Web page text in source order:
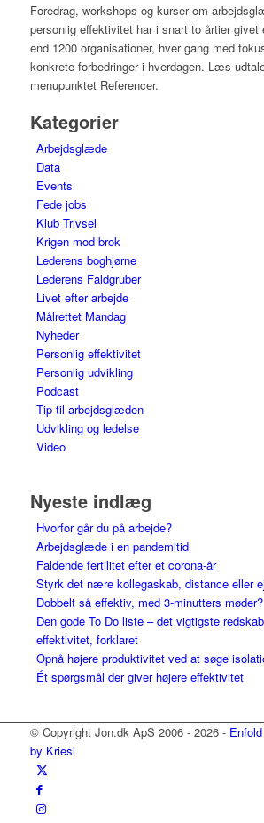
Foredrag, workshops og kurser om
personlig effektivitet har i snart to årtier givet
end 1200 organisationer, hver gang med
konkrete forbedringer i hverdagen. Læs
menupunktet Referencer.
Kategorier
Arbejdsglæde
Data
Events
Fede jobs
Klub Trivsel
Krigen mod brok
Lederens boghjørne
Lederens Faldgruber
Livet efter arbejde
Målrettet Mandag
Nyheder
Personlig effektivitet
Personlig udvikling
Podcast
Tip til arbejdsglæden
Udvikling og ledelse
Video
Nyeste indlæg
Hvorfor går du på arbejde?
Arbejdsglæde i en pandemitid
Faldende fertilitet efter et corona-år
Styrk det nære kollegaskab, distance eller
Dobbelt så effektiv, med 3-minutters møder?
Den gode To Do liste – det vigtigste
effektivitet, forklaret
Opnå højere produktivitet ved at søge
Ét spørgsmål der giver højere effektivitet
© Copyright Jon.dk ApS 2006 - 2026 -
by Kriesi